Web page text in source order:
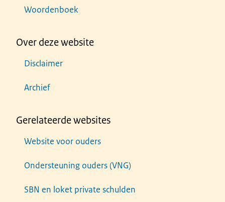
Woordenboek
Over deze website
Disclaimer
Archief
Gerelateerde websites
Website voor ouders
Ondersteuning ouders (VNG)
SBN en loket private schulden